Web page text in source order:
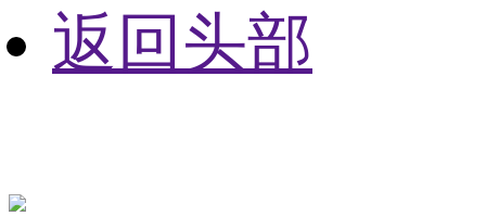
返回头部